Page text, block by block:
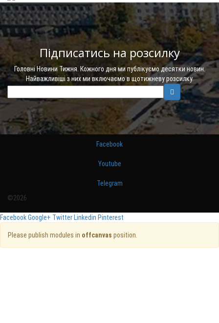
Підписатись на розсилку
Головні Новини Тижня. Кожного дня ми публікуємо десятки новин.
Найважливіші з них ми включаємо в щотижневу розсилку.
Facebook
Youtube
Telegram
©2026
FacebookGoogle+ Twitter Linkedin Pinterest
Please publish modules in offcanvas position.